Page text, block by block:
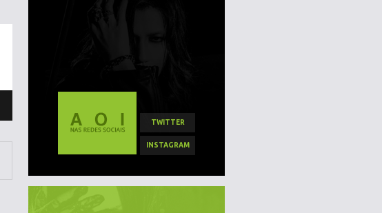
TWITTER
INSTAGRAM